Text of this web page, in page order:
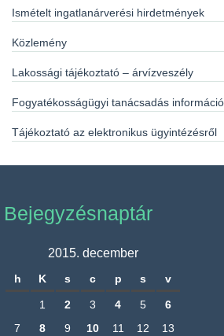
Ismételt ingatlanárverési hirdetmények
Közlemény
Lakossági tájékoztató – árvízveszély
Fogyatékosságügyi tanácsadás
Tájékoztató az elektronikus ügyintézésről
Bejegyzésnaptár
2015. december
h K s c p s v
1 2 3 4 5
6
7
8 9 10 11 12 13